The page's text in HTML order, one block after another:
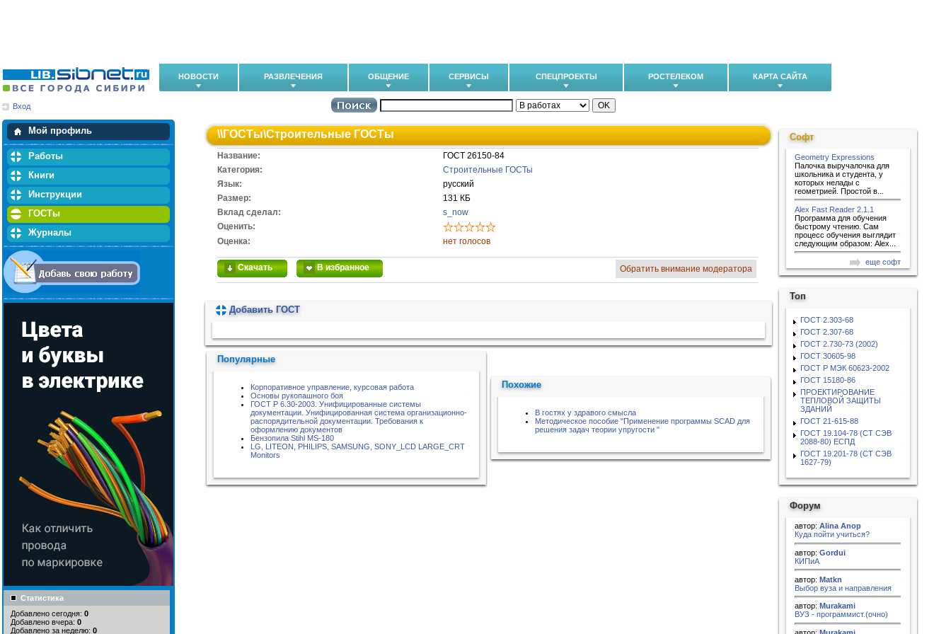
НОВОСТИ РАЗВЛЕЧЕНИЯ ОБЩЕНИЕ СЕРВИСЫ СПЕЦПРОЕКТЫ РОСТЕЛЕКОМ КАРТА САЙТА
Вход
Мой профиль
Мои закладки
Работы
Книги
Инструкции
ГОСТы
Журналы
Статистика
Добавлено сегодня: 0
Добавлено вчера: 0
Добавлено за неделю: 0
\\ГОСТы\Строительные ГОСТы
Название:
ГОСТ 26150-84
Категория:
Строительные ГОСТы
Язык:
русский
Размер:
131 КБ
Вклад сделал:
s_now
Оценить:
Оценка:
нет голосов
Скачать В избранное Обратить внимание модератора
Добавить ГОСТ
Популярные
Корпоративное управление, курсовая работа
Основы рукопашного боя
ГОСТ Р 6.30-2003. Унифицированные системы
документации. Унифицированная система организационно-
распорядительной документации. Требования к
оформлению документов
Бензопила Stihl MS-180
LG, LITEON, PHILIPS, SAMSUNG, SONY_LCD LARGE_CRT
Monitors
Похожие
В гостях у здравого смысла
Методическое пособие "Применение программы SCAD для
решения задач теории упругости "
Софт
Geometry Expressions
Палочка выручалочка для
школьника и студента, у
которых нелады с
геометрией. Простой в...
Alex Fast Reader 2.1.1
Программа для обучения
быстрому чтению. Сам
процесс обучения выглядит
следующим образом: Alex...
еще софт
Топ
ГОСТ 2.303-68
ГОСТ 2.307-68
ГОСТ 2.730-73 (2002)
ГОСТ 30605-98
ГОСТ Р МЭК 60623-2002
ГОСТ 15180-86
ПРОЕКТИРОВАНИЕ
ТЕПЛОВОЙ ЗАЩИТЫ
ЗДАНИЙ
ГОСТ 21-615-88
ГОСТ 19.104-78 (СТ СЭВ
2088-80) ЕСПД
ГОСТ 19.201-78 (СТ СЭВ
1627-79)
Форум
автор: Alina Anop
Куда пойти учиться?
автор: Gordui
КИПиА
автор: Matkn
Выбор вуза и направления
автор: Murakami
ВУЗ - программист.(очно)